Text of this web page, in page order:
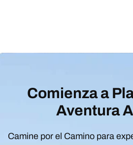
Comienza a
Aventura
Camine por el Camino para